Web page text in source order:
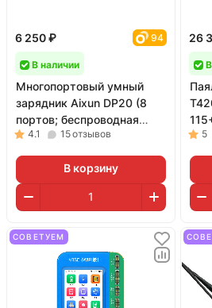
6 250 ₽ 94
В наличии
Многопортовый умный
зарядник Aixun DP20 (8
портов; беспроводная
зарядка)
4.1 15отзывов
В корзину
26
В
5
СОВЕТУЕМ